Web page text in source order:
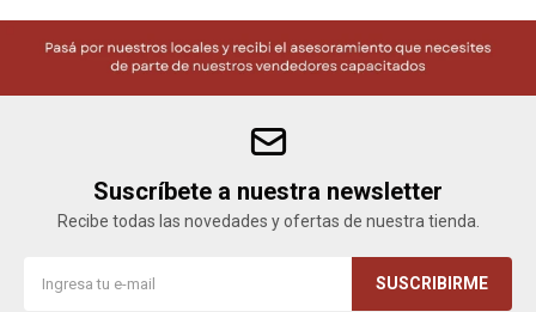
Suscríbete a nuestra newsletter
Recibe todas las novedades y ofertas de nuestra tienda.
SUSCRIBIRME